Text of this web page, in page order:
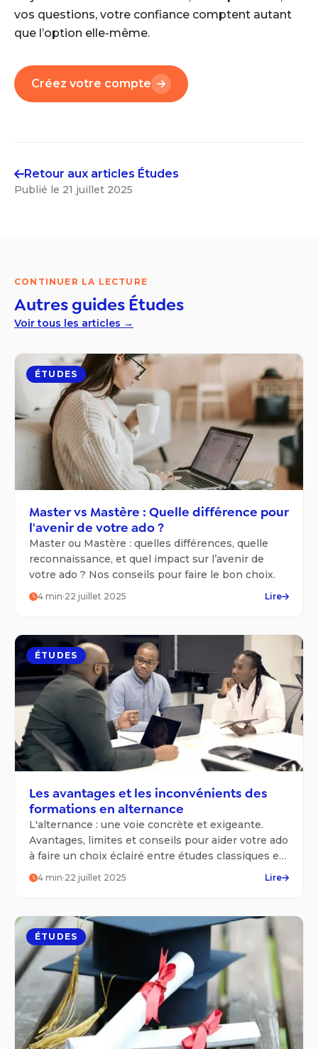
vos questions, votre confiance comptent autant
que l’option elle-même.
Créez votre compte
Retour aux articles Études
Publié le 21 juillet 2025
CONTINUER LA LECTURE
Autres guidesÉtudes
Voir tous les articles →
ÉTUDES
Master vs Mastère : Quelle différence pour
l'avenir de votre ado ?
Master ou Mastère : quelles différences, quelle
reconnaissance, et quel impact sur l’avenir de
votre ado ? Nos conseils pour faire le bon choix.
4 min·22 juillet 2025 Lire
ÉTUDES
Les avantages et les inconvénients des
formations en alternance
L'alternance : une voie concrète et exigeante.
Avantages, limites et conseils pour aider votre ado
à faire un choix éclairé entre études classiques et
formation en entreprise.
4 min·22 juillet 2025 Lire
ÉTUDES